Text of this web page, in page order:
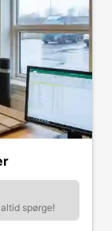
spørge!